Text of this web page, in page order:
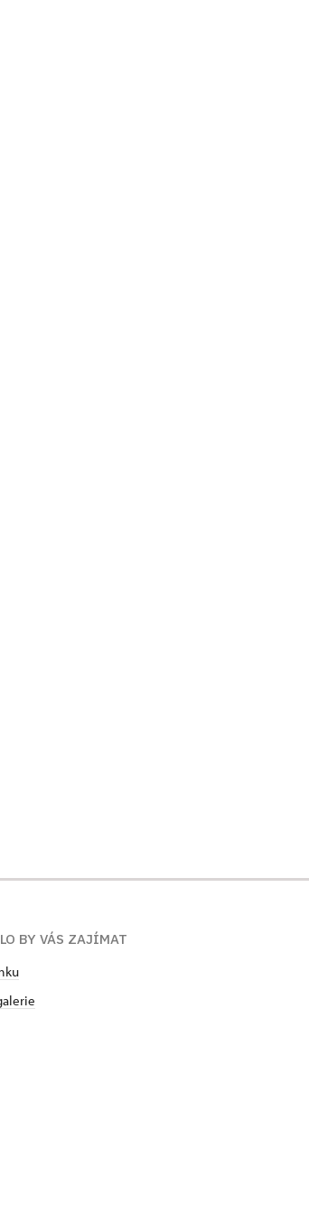
BY VÁS ZAJÍMAT